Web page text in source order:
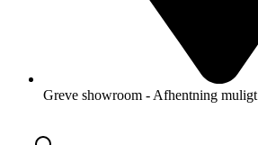
Greve showroom - Afhentning muligt